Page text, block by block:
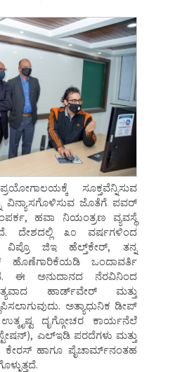
ಸೂಕ್ತವೆನ್ನಿಸುವ
ವಿನ್ಯಾಸಗೊಳಿಸುವ ಜೊತೆಗೆ ಪವರ್‌
ಹವಾ ನಿಯಂತ್ರಣ ವ್ಯವಸ್ಥೆ
ದೇಶದಲ್ಲಿ ೩೦ ವರ್ಷಗಳಿಂದ
ವಿಪ್ರೊ ಜಿಇ ಹೆಲ್ತ್‌ಕೇರ್‌, ತನ್ನ
ಹೊಣೆಗಾರಿಕೆಯಡಿ ಒಂದಾವರ್ತಿ
ಈ ಅನುದಾನದ ನೆರವಿನಿಂದ
ಹಾರ್ಡ್‌ವೇರ್‌ ಮತ್ತು
ಅತ್ಯಾಧುನಿಕ ಡೀಪ್‌
ದೃಗ್ಗೋಚರ ಕಾರ್ಯನೆಲೆ
ಎಲ್‌ಇಡಿ ಪರದೆಗಳು ಮತ್ತು
ಕೇರಸ್‌ ಹಾಗೂ ಪೈಚಾರ್ಮ್‌ನಂತಹ